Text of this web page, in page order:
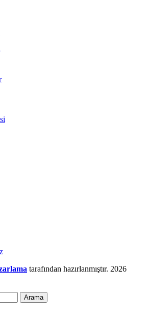
tarafından hazırlanmıştır. 2026
Arama